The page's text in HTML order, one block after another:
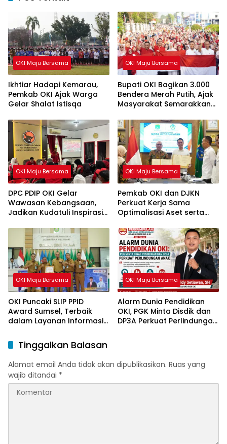
OKI Maju Bersama
Ikhtiar Hadapi Kemarau,
Pemkab OKI Ajak Warga
Gelar Shalat Istisqa
OKI Maju Bersama
Bupati OKI Bagikan 3.000
Bendera Merah Putih, Ajak
Masyarakat Semarakkan
OKI Maju Bersama
DPC PDIP OKI Gelar
Wawasan Kebangsaan,
Jadikan Kudatuli Inspirasi
OKI Maju Bersama
Pemkab OKI dan DJKN
Perkuat Kerja Sama
Optimalisasi Aset serta
OKI Maju Bersama
OKI Puncaki SLIP PPID
Award Sumsel, Terbaik
dalam Layanan Informasi
OKI Maju Bersama
Alarm Dunia Pendidikan
OKI, PGK Minta Disdik dan
DP3A Perkuat Perlindungan
Tinggalkan Balasan
Alamat email Anda tidak akan dipublikasikan. Ruas yang
wajib ditandai *